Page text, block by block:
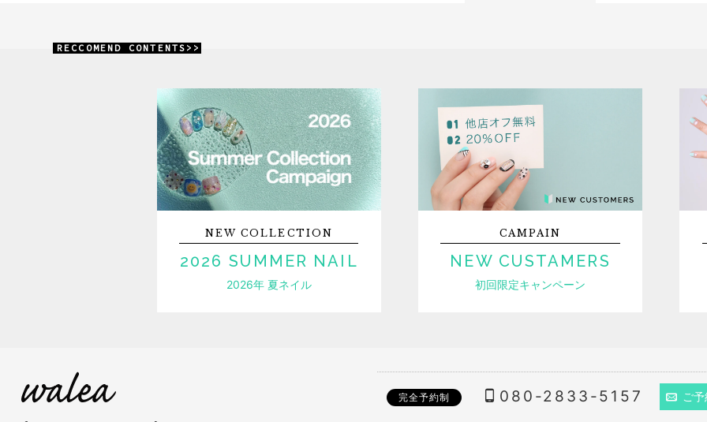
RECCOMEND CONTENTS>>
NEWCOLLECTION
2026 SUMMER NAIL
2026年 夏ネイル
CAMPAIN
NEW CUSTAMERS
初回限定キャンペーン
完全予約制 080-2833-5157 ご